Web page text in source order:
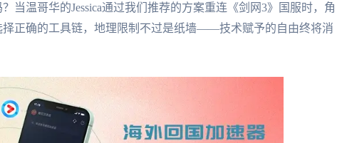
当温哥华的Jessica通过我们推荐的方案重连《剑网3》国服时，角
择正确的工具链，地理限制不过是纸墙——技术赋予的自由终将消